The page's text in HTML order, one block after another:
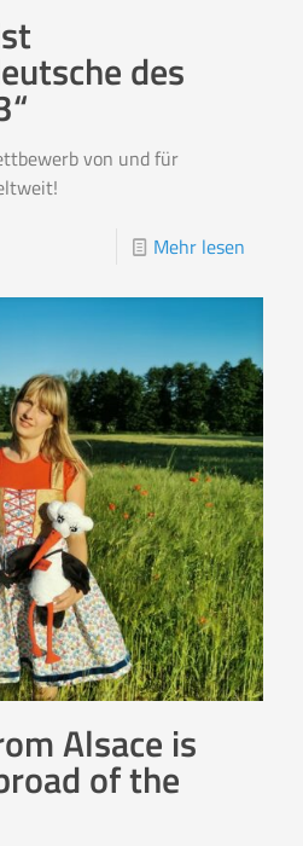
des
von und für
Mehr lesen
Alsace is
of the